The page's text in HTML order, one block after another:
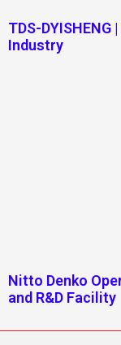
TDS-
Industry
Nitto Denko
and R&D Facility